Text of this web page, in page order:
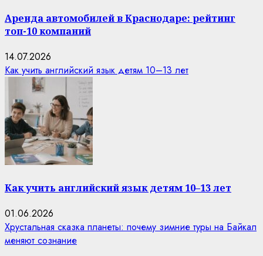
Аренда автомобилей в Краснодаре: рейтинг
топ-10 компаний
14.07.2026
Как учить английский язык детям 10–13 лет
Как учить английский язык детям 10–13 лет
01.06.2026
Хрустальная сказка планеты: почему зимние туры на Байкал
меняют сознание